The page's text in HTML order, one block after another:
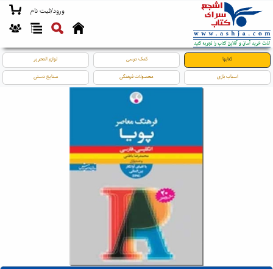
ورود/ثبت نام
کتابها کمک درسی لوازم التحریر
اسباب بازی محصولات فرهنگی صنایع دستی